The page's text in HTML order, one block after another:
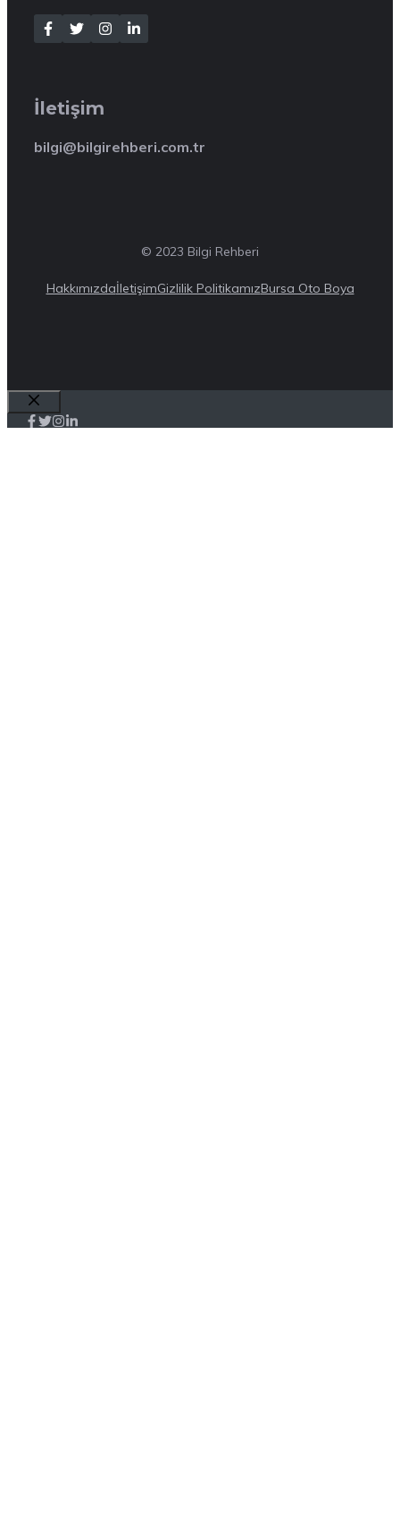
İletişim
bilgi@bilgirehberi.com.tr
© 2023 Bilgi Rehberi
HakkımızdaİletişimGizlilik PolitikamızBursa Oto Boya
Close